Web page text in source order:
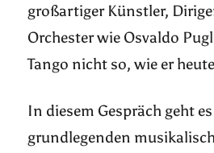
großartiger Künstler,
Orchester wie Osvaldo
Tango nicht so, wie er
In diesem Gespräch geht
grundlegenden